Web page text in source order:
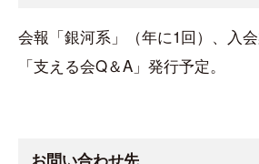
会報「銀河系」（年に1回）、入会
「支える会Q＆A」発行予定。
お問い合わせ先